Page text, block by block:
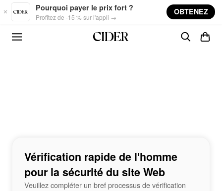
Skip to main content
Pourquoi payer le prix fort ?
Profitez de -15 % sur l'appli →
OBTENEZ
Vérification rapide de l'homme
pour la sécurité du site Web
Veuillez compléter un bref processus de vérification